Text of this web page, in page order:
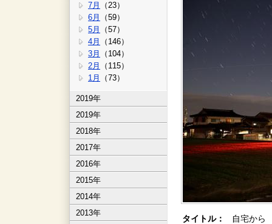
7月
（23）
6月
（59）
5月
（57）
4月
（146）
3月
（104）
2月
（115）
1月
（73）
2019年
2019年
2018年
2017年
2016年
2015年
2014年
2013年
タイトル：
自宅から